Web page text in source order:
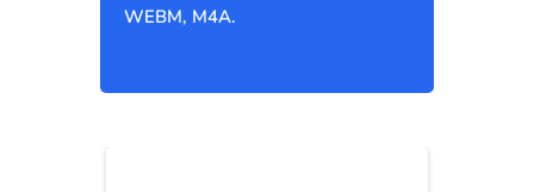
WEBM, M4A.